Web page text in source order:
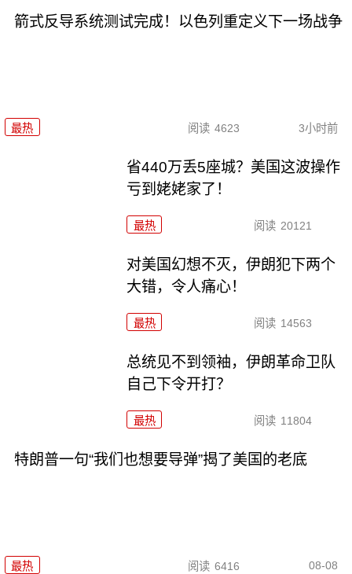
箭式反导系统测试完成！以色列重定义下一场战争
最热 阅读 4623 3小时前
省440万丢5座城？美国这波操作
亏到姥姥家了！
最热 阅读 20121
对美国幻想不灭，伊朗犯下两个
大错，令人痛心！
最热 阅读 14563
总统见不到领袖，伊朗革命卫队
自己下令开打？
最热 阅读 11804
特朗普一句“我们也想要导弹”揭了美国的老底
最热 阅读 6416 08-08